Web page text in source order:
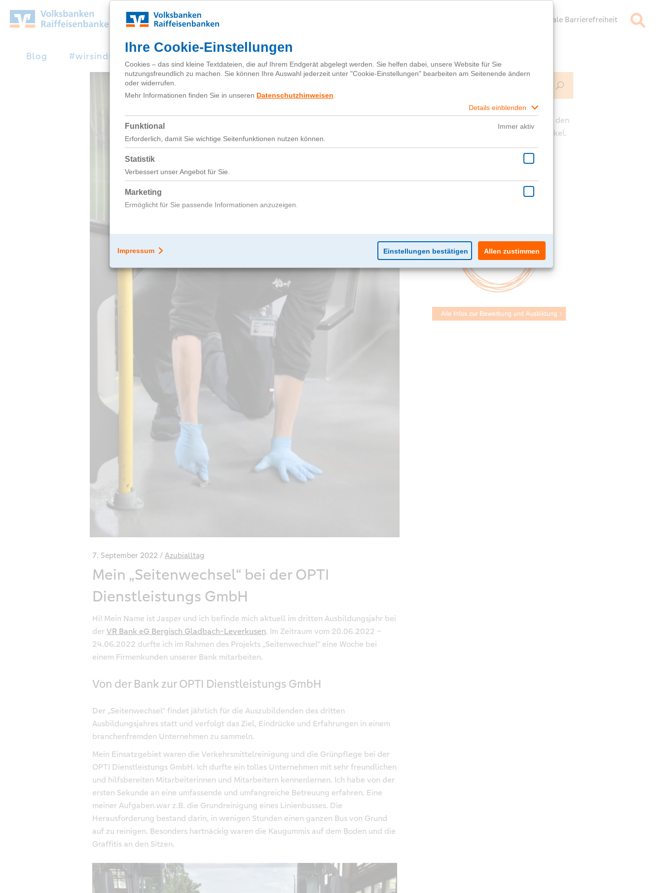
Zum
Hauptinhalt
Digitale Barrierefreiheit
Blog #wirsindnext Fragebox
7. September 2022 Azubialltag
Mein „Seitenwechsel“ bei der OPTI
Dienstleistungs GmbH
Hi! Mein Name ist Jasper und ich befinde mich aktuell im dritten Ausbildungsjahr bei
derVR Bank eG Bergisch Gladbach-Leverkusen. Im Zeitraum vom 20.06.2022 –
24.06.2022 durfte ich im Rahmen des Projekts „Seitenwechsel“ eine Woche bei
einem Firmenkunden unserer Bank mitarbeiten.
Von der Bank zur OPTI Dienstleistungs GmbH
Der „Seitenwechsel“ findet jährlich für die Auszubildenden des dritten
Ausbildungsjahres statt und verfolgt das Ziel, Eindrücke und Erfahrungen in einem
branchenfremden Unternehmen zu sammeln.
Mein Einsatzgebiet waren die Verkehrsmittelreinigung und die Grünpflege bei der
OPTI Dienstleistungs GmbH. Ich durfte ein tolles Unternehmen mit sehr freundlichen
und hilfsbereiten Mitarbeiterinnen und Mitarbeitern kennenlernen. Ich habe von der
ersten Sekunde an eine umfassende und umfangreiche Betreuung erfahren. Eine
meiner Aufgaben war z.B. die Grundreinigung eines Linienbusses. Die
Herausforderung bestand darin, in wenigen Stunden einen ganzen Bus von Grund
auf zu reinigen. Besonders hartnäckig waren die Kaugummis auf dem Boden und die
Graffitis an den Sitzen.
Search
Nutze die Kommentarfunktion unter den
Beiträgen für deine Fragen zum Artikel.
Du hast eine generelle Frage?